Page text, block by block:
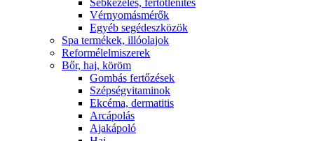
Sebkezelés, fertőtlenítés
Vérnyomásmérők
Egyéb segédeszközök
Spa termékek, illóolajok
Reformélelmiszerek
Bőr, haj, köröm
Gombás fertőzések
Szépségvitaminok
Ekcéma, dermatitis
Arcápolás
Ajakápoló